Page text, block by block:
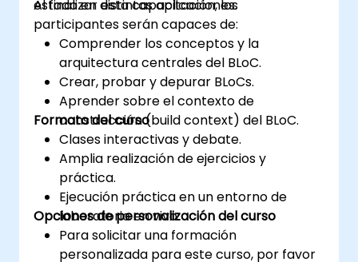
estado en distintas aplicaciones.
Al finalizar esta capacitación, los
participantes serán capaces de:
Comprender los conceptos y la
arquitectura centrales del BLoC.
Crear, probar y depurar BLoCs.
Aprender sobre el contexto de
construcción (build context) del BLoC.
Formato del curso
Clases interactivas y debate.
Amplia realización de ejercicios y
práctica.
Ejecución práctica en un entorno de
laboratorio en vivo.
Opciones de personalización del curso
Para solicitar una formación
personalizada para este curso, por favor